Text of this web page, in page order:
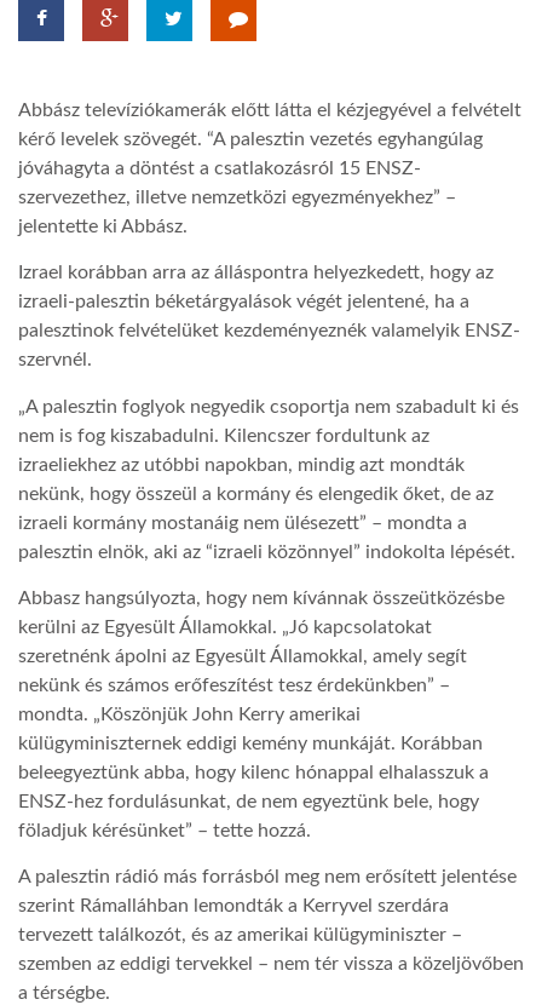
HÍR3D
GLOBOTV
A NAP SZÉPE
LINKTR.EE
GLOBOZSARU
DOBRAVERO.HU
LATIMO.HU
GLOBOBOOK
Abbász televíziókamerák előtt látta el kézjegyével a felvételt
kérő levelek szövegét. “A palesztin vezetés egyhangúlag
jóváhagyta a döntést a csatlakozásról 15 ENSZ-
szervezethez, illetve nemzetközi egyezményekhez” –
jelentette ki Abbász.
Izrael korábban arra az álláspontra helyezkedett, hogy az
izraeli-palesztin béketárgyalások végét jelentené, ha a
palesztinok felvételüket kezdeményeznék valamelyik ENSZ-
szervnél.
„A palesztin foglyok negyedik csoportja nem szabadult ki és
nem is fog kiszabadulni. Kilencszer fordultunk az
izraeliekhez az utóbbi napokban, mindig azt mondták
nekünk, hogy összeül a kormány és elengedik őket, de az
izraeli kormány mostanáig nem ülésezett” – mondta a
palesztin elnök, aki az “izraeli közönnyel” indokolta lépését.
Abbasz hangsúlyozta, hogy nem kívánnak összeütközésbe
kerülni az Egyesült Államokkal. „Jó kapcsolatokat
szeretnénk ápolni az Egyesült Államokkal, amely segít
nekünk és számos erőfeszítést tesz érdekünkben” –
mondta. „Köszönjük John Kerry amerikai
külügyminiszternek eddigi kemény munkáját. Korábban
beleegyeztünk abba, hogy kilenc hónappal elhalasszuk a
ENSZ-hez fordulásunkat, de nem egyeztünk bele, hogy
föladjuk kérésünket” – tette hozzá.
A palesztin rádió más forrásból meg nem erősített jelentése
szerint Rámalláhban lemondták a Kerryvel szerdára
tervezett találkozót, és az amerikai külügyminiszter –
szemben az eddigi tervekkel – nem tér vissza a közeljövőben
a térségbe.